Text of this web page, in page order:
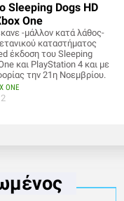
Sleeping Dogs HD
One
-μάλλον κατά λάθος-
καταστήματος
έκδοση του Sleeping
και PlayStation 4 και με
την 21η Νοεμβρίου.
ONE
2